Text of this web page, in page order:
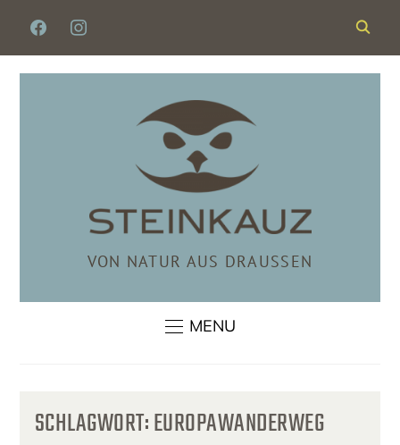
FACEBOOKINSTAGRAM
VON NATUR AUS DRAUSSEN
MENU
SCHLAGWORT:EUROPAWANDERWEG